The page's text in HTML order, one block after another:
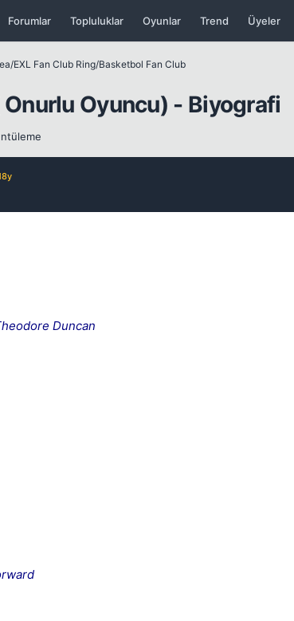
Forumlar Topluluklar Oyunlar Trend Üyeler
/EXL Fan Club Ring/Basketbol Fan Club
Oyuncu) - Biyografi
Duncan